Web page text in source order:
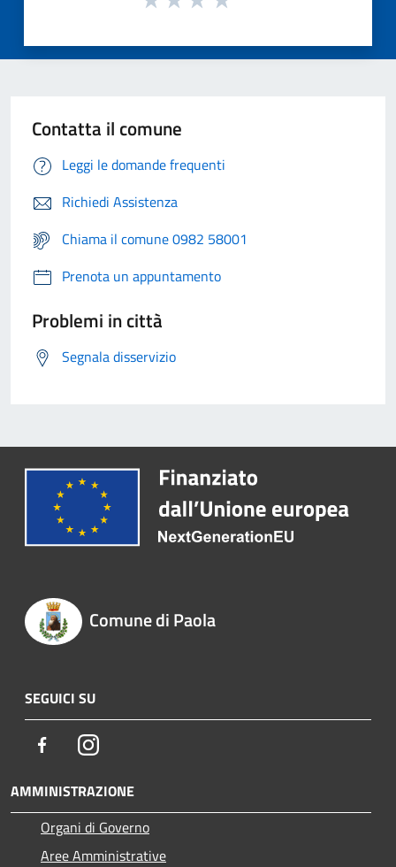
Contatta il comune
Leggi le domande frequenti
Richiedi Assistenza
Chiama il comune 0982 58001
Prenota un appuntamento
Problemi in città
Segnala disservizio
Comune di Paola
SEGUICI SU
FacebookInstagram
AMMINISTRAZIONE
Organi di Governo
Aree Amministrative